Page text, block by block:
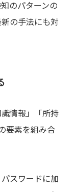
のパターンの
の手法にも対
情報」「所持
要素を組み合
スワードに加